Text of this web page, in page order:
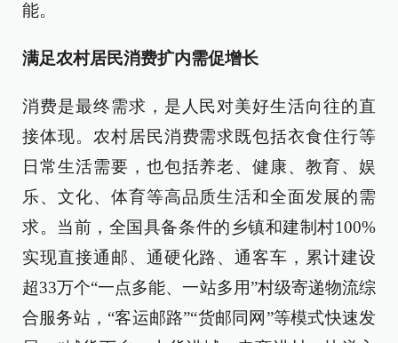
能。
满足农村居民消费扩内需促增长
消费是最终需求，是人民对美好生活向往的直
接体现。农村居民消费需求既包括衣食住行等
日常生活需要，也包括养老、健康、教育、娱
乐、文化、体育等高品质生活和全面发展的需
求。当前，全国具备条件的乡镇和建制村100%
实现直接通邮、通硬化路、通客车，累计建设
超33万个“一点多能、一站多用”村级寄递物流综
合服务站，“客运邮路”“货邮同网”等模式快速发